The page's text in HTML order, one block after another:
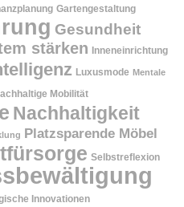
Gartengestaltung
Gesundheit
stärken Inneneinrichtung
Luxusmode Mentale
Mobilität
Nachhaltigkeit
Platzsparende Möbel
Selbstreflexion
Innovationen